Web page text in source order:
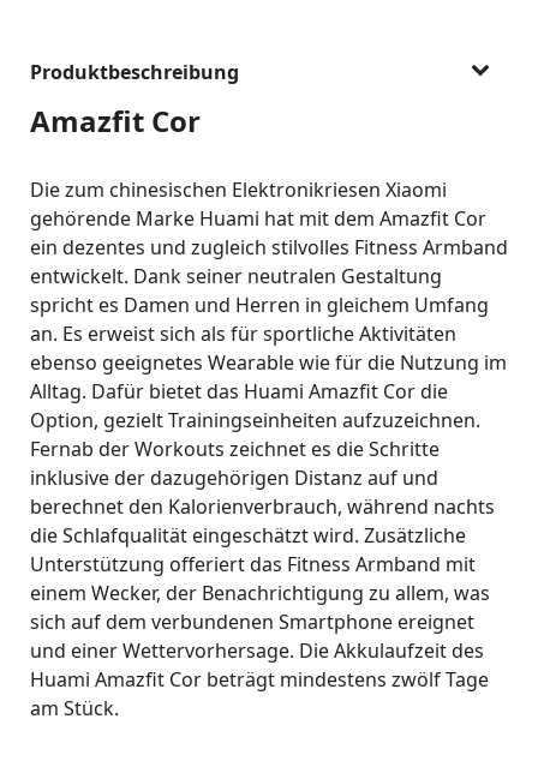
Produktbeschreibung
Amazfit Cor
Die zum chinesischen Elektronikriesen Xiaomi
gehörende Marke Huami hat mit dem Amazfit Cor
ein dezentes und zugleich stilvolles Fitness Armband
entwickelt. Dank seiner neutralen Gestaltung
spricht es Damen und Herren in gleichem Umfang
an. Es erweist sich als für sportliche Aktivitäten
ebenso geeignetes Wearable wie für die Nutzung im
Alltag. Dafür bietet das Huami Amazfit Cor die
Option, gezielt Trainingseinheiten aufzuzeichnen.
Fernab der Workouts zeichnet es die Schritte
inklusive der dazugehörigen Distanz auf und
berechnet den Kalorienverbrauch, während nachts
die Schlafqualität eingeschätzt wird. Zusätzliche
Unterstützung offeriert das Fitness Armband mit
einem Wecker, der Benachrichtigung zu allem, was
sich auf dem verbundenen Smartphone ereignet
und einer Wettervorhersage. Die Akkulaufzeit des
Huami Amazfit Cor beträgt mindestens zwölf Tage
am Stück.